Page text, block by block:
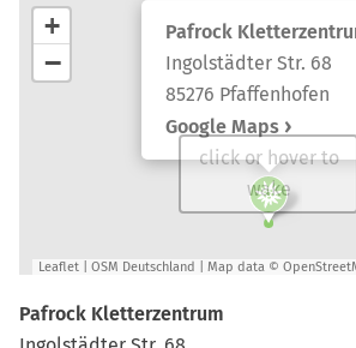
Pafrock
Ingolstädter Str. 68
85276 Pfaffenhofen
Google Maps
+
−
Leaflet OSM Deutschland | Map data ©
click or hover to
wake
Pafrock Kletterzentrum